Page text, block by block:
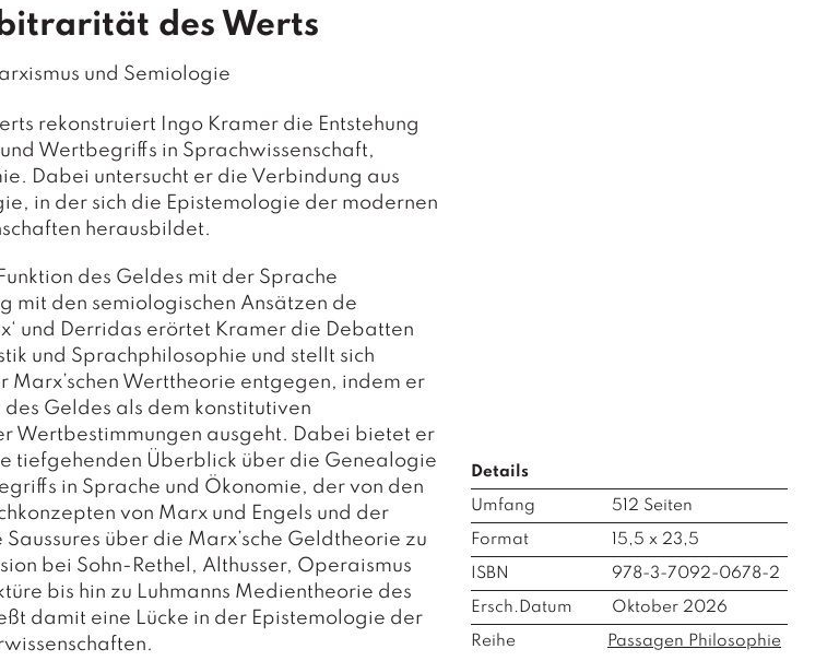
des Werts
und Semiologie
rekonstruiert Ingo Kramer die Entstehung
Wertbegriffs in Sprachwissenschaft,
Dabei untersucht er die Verbindung aus
in der sich die Epistemologie der modernen
herausbildet.
des Geldes mit der Sprache
mit den semiologischen Ansätzen de
und Derridas erörtet Kramer die Debatten
und Sprachphilosophie und stellt sich
Werttheorie entgegen, indem er
Geldes als dem konstitutiven
Wertbestimmungen ausgeht. Dabei bietet er
tiefgehenden Überblick über die Genealogie
in Sprache und Ökonomie, der von den
von Marx und Engels und der
über die Marx’sche Geldtheorie zu
bei Sohn-Rethel, Althusser, Operaismus
bis hin zu Luhmanns Medientheorie des
damit eine Lücke in der Epistemologie der
Details
Umfang
512 Seiten
Format
15,5 x 23,5
ISBN
978-3-7092-0678-2
Ersch.Datum
Oktober 2026
Reihe
Passagen Philosophie